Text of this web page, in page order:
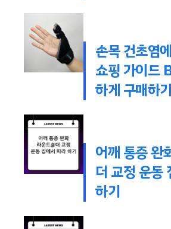
손목 건초염
쇼핑 가이드
하게 구매하기
어깨 통증 완
더 교정 운동
하기